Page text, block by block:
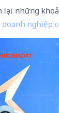
lại những
doanh nghiệp